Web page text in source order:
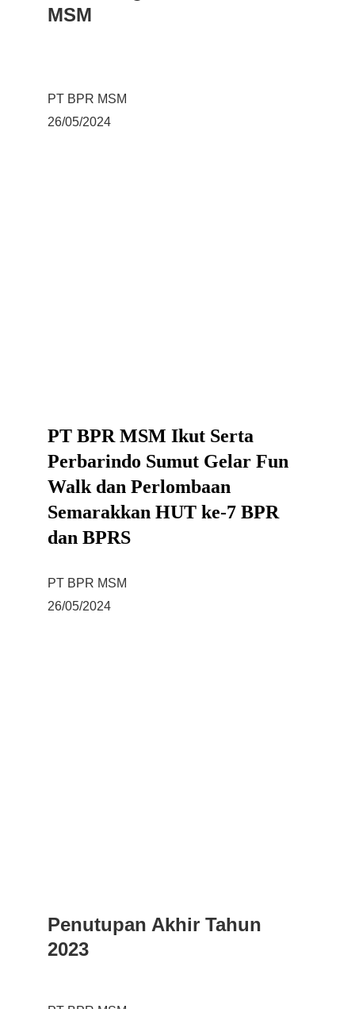
MSM
PT BPR MSM
26/05/2024
PT BPR MSM Ikut Serta
Perbarindo Sumut Gelar Fun
Walk dan Perlombaan
Semarakkan HUT ke-7 BPR
dan BPRS
PT BPR MSM
26/05/2024
Penutupan Akhir Tahun
2023